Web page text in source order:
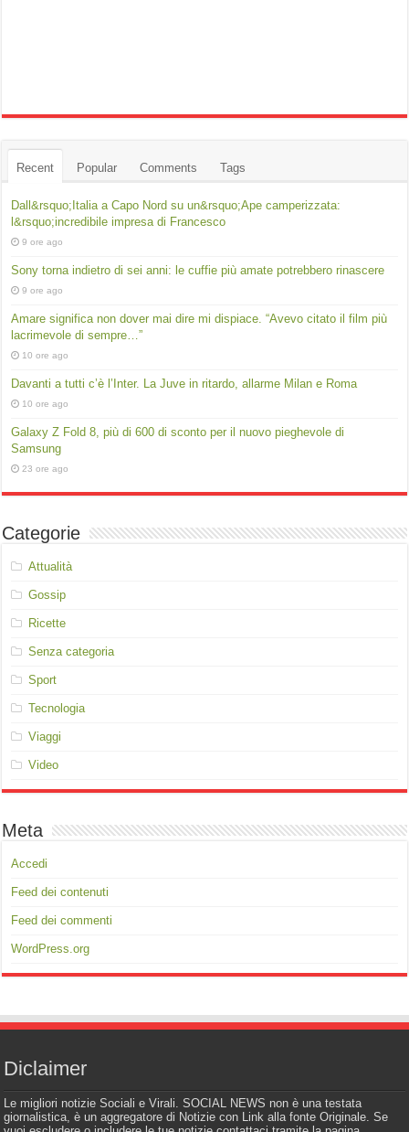
Recent Popular Comments Tags
Dall&rsquo;Italia a Capo Nord su un&rsquo;Ape camperizzata:
l&rsquo;incredibile impresa di Francesco
9 ore ago
Sony torna indietro di sei anni: le cuffie più amate potrebbero rinascere
9 ore ago
Amare significa non dover mai dire mi dispiace. “Avevo citato il film più
lacrimevole di sempre…”
10 ore ago
Davanti a tutti c’è l’Inter. La Juve in ritardo, allarme Milan e Roma
10 ore ago
Galaxy Z Fold 8, più di 600 di sconto per il nuovo pieghevole di
Samsung
23 ore ago
Categorie
Attualità
Gossip
Ricette
Senza categoria
Sport
Tecnologia
Viaggi
Video
Meta
Accedi
Feed dei contenuti
Feed dei commenti
WordPress.org
Diclaimer
Le migliori notizie Sociali e Virali. SOCIAL NEWS non è una testata
giornalistica, è un aggregatore di Notizie con Link alla fonte Originale. Se